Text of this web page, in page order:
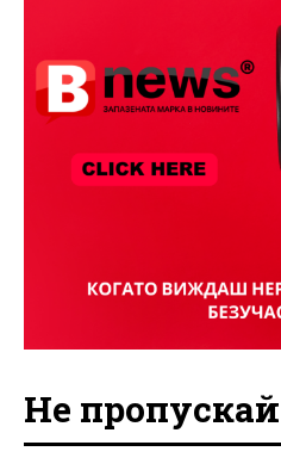
Не пропускай